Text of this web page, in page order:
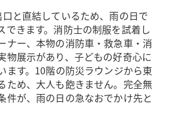
と直結しているため、雨の日で
できます。消防士の制服を試着し
ナー、本物の消防車・救急車・消
物展示があり、子どもの好奇心に
ます。10階の防災ラウンジから東
ため、大人も飽きません。完全無
件が、雨の日の急なおでかけ先と